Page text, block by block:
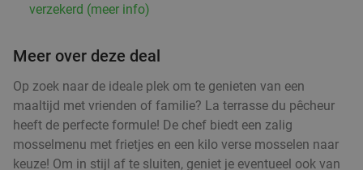
Morgen Zo Wo
Halle
Verkocht: 183 Regulier €22,50
€15,50
verzekerd (meer info)
Meer over deze deal
Op zoek naar de ideale plek om te genieten van een
maaltijd met vrienden of familie? La terrasse du pêcheur
heeft de perfecte formule! De chef biedt een zalig
mosselmenu met frietjes en een kilo verse mosselen naar
keuze! Om in stijl af te sluiten, geniet je eventueel ook van